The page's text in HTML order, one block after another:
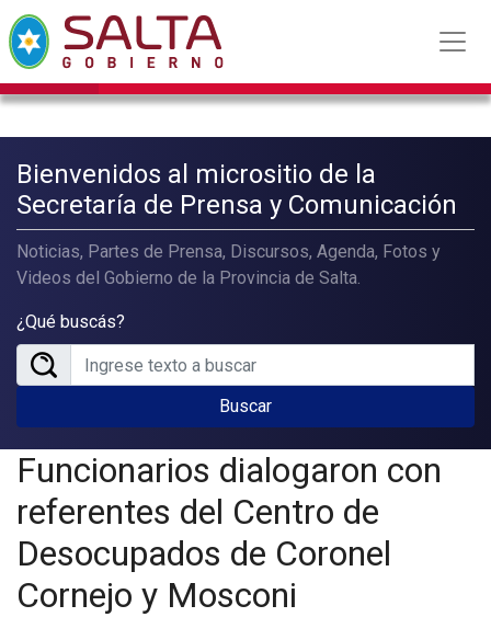
Bienvenidos al micrositio de la
Secretaría de Prensa y Comunicación
Noticias, Partes de Prensa, Discursos, Agenda, Fotos y
Videos del Gobierno de la Provincia de Salta.
¿Qué buscás?
Buscar
Funcionarios dialogaron con
referentes del Centro de
Desocupados de Coronel
Cornejo y Mosconi